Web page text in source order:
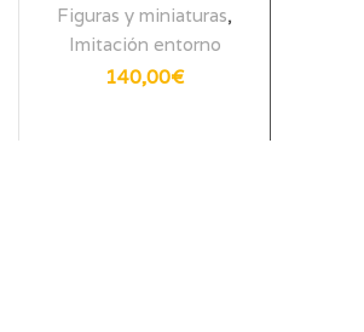
Figuras y miniaturas,
Imitación entorno
140,00€